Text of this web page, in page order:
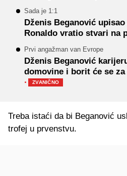
Sada je 1:1
Dženis Beganović
Ronaldo vratio stvari na
Prvi angažman van Evrope
Dženis Beganović
domovine i borit će se
· ZVANIČNO
Treba istaći da bi Beganović
trofej u prvenstvu.